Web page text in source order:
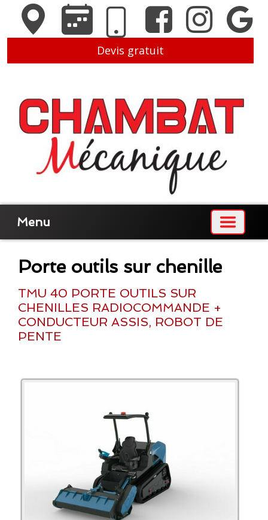
Devis gratuit
Menu
Porte outils sur chenille
TMU 40 PORTE OUTILS SUR
CHENILLES RADIOCOMMANDE +
CONDUCTEUR ASSIS, ROBOT DE
PENTE